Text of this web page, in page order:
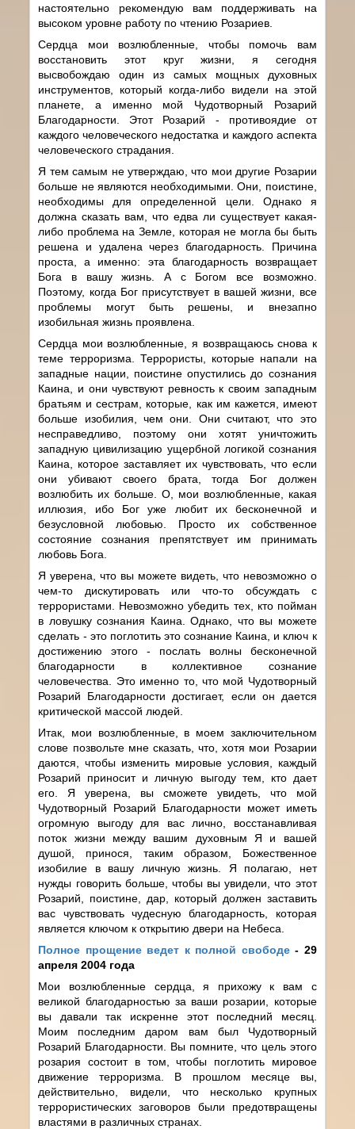
настоятельно рекомендую вам поддерживать на
высоком уровне работу по чтению Розариев.
Сердца мои возлюбленные, чтобы помочь вам
восстановить этот круг жизни, я сегодня
высвобождаю один из самых мощных духовных
инструментов, который когда-либо видели на этой
планете, а именно мой Чудотворный Розарий
Благодарности. Этот Розарий - противоядие от
каждого человеческого недостатка и каждого аспекта
человеческого страдания.
Я тем самым не утверждаю, что мои другие Розарии
больше не являются необходимыми. Они, поистине,
необходимы для определенной цели. Однако я
должна сказать вам, что едва ли существует какая-
либо проблема на Земле, которая не могла бы быть
решена и удалена через благодарность. Причина
проста, а именно: эта благодарность возвращает
Бога в вашу жизнь. А с Богом все возможно.
Поэтому, когда Бог присутствует в вашей жизни, все
проблемы могут быть решены, и внезапно
изобильная жизнь проявлена.
Сердца мои возлюбленные, я возвращаюсь снова к
теме терроризма. Террористы, которые напали на
западные нации, поистине опустились до сознания
Каина, и они чувствуют ревность к своим западным
братьям и сестрам, которые, как им кажется, имеют
больше изобилия, чем они. Они считают, что это
несправедливо, поэтому они хотят уничтожить
западную цивилизацию ущербной логикой сознания
Каина, которое заставляет их чувствовать, что если
они убивают своего брата, тогда Бог должен
возлюбить их больше. О, мои возлюбленные, какая
иллюзия, ибо Бог уже любит их бесконечной и
безусловной любовью. Просто их собственное
состояние сознания препятствует им принимать
любовь Бога.
Я уверена, что вы можете видеть, что невозможно о
чем-то дискутировать или что-то обсуждать с
террористами. Невозможно убедить тех, кто пойман
в ловушку сознания Каина. Однако, что вы можете
сделать - это поглотить это сознание Каина, и ключ к
достижению этого - послать волны бесконечной
благодарности в коллективное сознание
человечества. Это именно то, что мой Чудотворный
Розарий Благодарности достигает, если он дается
критической массой людей.
Итак, мои возлюбленные, в моем заключительном
слове позвольте мне сказать, что, хотя мои Розарии
даются, чтобы изменить мировые условия, каждый
Розарий приносит и личную выгоду тем, кто дает
его. Я уверена, вы сможете увидеть, что мой
Чудотворный Розарий Благодарности может иметь
огромную выгоду для вас лично, восстанавливая
поток жизни между вашим духовным Я и вашей
душой, принося, таким образом, Божественное
изобилие в вашу личную жизнь. Я полагаю, нет
нужды говорить больше, чтобы вы увидели, что этот
Розарий, поистине, дар, который должен заставить
вас чувствовать чудесную благодарность, которая
является ключом к открытию двери на Небеса.
Полное прощение ведет к полной свободе- 29
апреля 2004 года
Мои возлюбленные сердца, я прихожу к вам с
великой благодарностью за ваши розарии, которые
вы давали так искренне этот последний месяц.
Моим последним даром вам был Чудотворный
Розарий Благодарности. Вы помните, что цель этого
розария состоит в том, чтобы поглотить мировое
движение терроризма. В прошлом месяце вы,
действительно, видели, что несколько крупных
террористических заговоров были предотвращены
властями в различных странах.